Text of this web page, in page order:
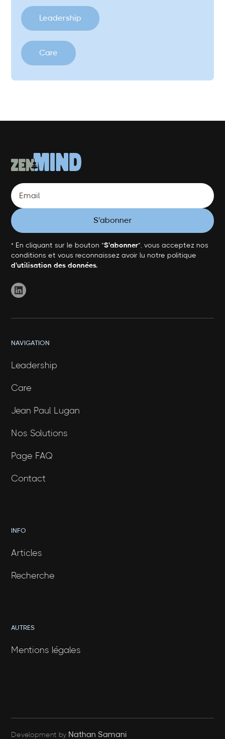
Leadership
Care
* En cliquant sur le bouton "S'abonner", vous acceptez nos
conditions et vous reconnaissez avoir lu notre politique
d'utilisation des données.
NAVIGATION
Leadership
Care
Jean Paul Lugan
Nos Solutions
Page FAQ
Contact
INFO
Articles
Recherche
AUTRES
Mentions légales
Development by Nathan Samani